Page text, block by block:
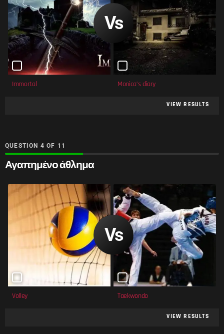
Immortal Monica’s diary
VIEW RESULTS
QUESTION OF 11
Αγαπημένο άθλημα
Volley Taekwondo
VIEW RESULTS